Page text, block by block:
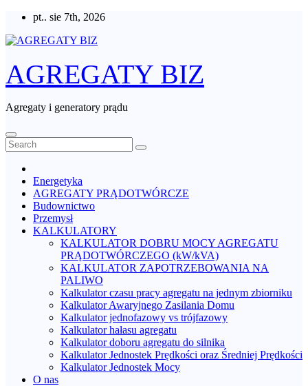
Skip
content
pt.. sie 7th, 2026
AGREGATY BIZ
Agregaty i generatory prądu
Energetyka
AGREGATY PRĄDOTWÓRCZE
Budownictwo
Przemysł
KALKULATORY
KALKULATOR DOBRU MOCY AGREGATU
PRĄDOTWÓRCZEGO (kW/kVA)
KALKULATOR ZAPOTRZEBOWANIA NA
PALIWO
Kalkulator czasu pracy agregatu na jednym zbiorniku
Kalkulator Awaryjnego Zasilania Domu
Kalkulator jednofazowy vs trójfazowy
Kalkulator hałasu agregatu
Kalkulator doboru agregatu do silnika
Kalkulator Jednostek Prędkości oraz Średniej Prędkości
Kalkulator Jednostek Mocy
O nas